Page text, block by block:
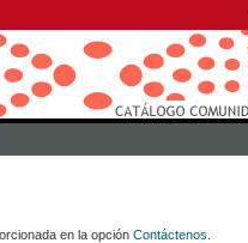
en la opción Contáctenos